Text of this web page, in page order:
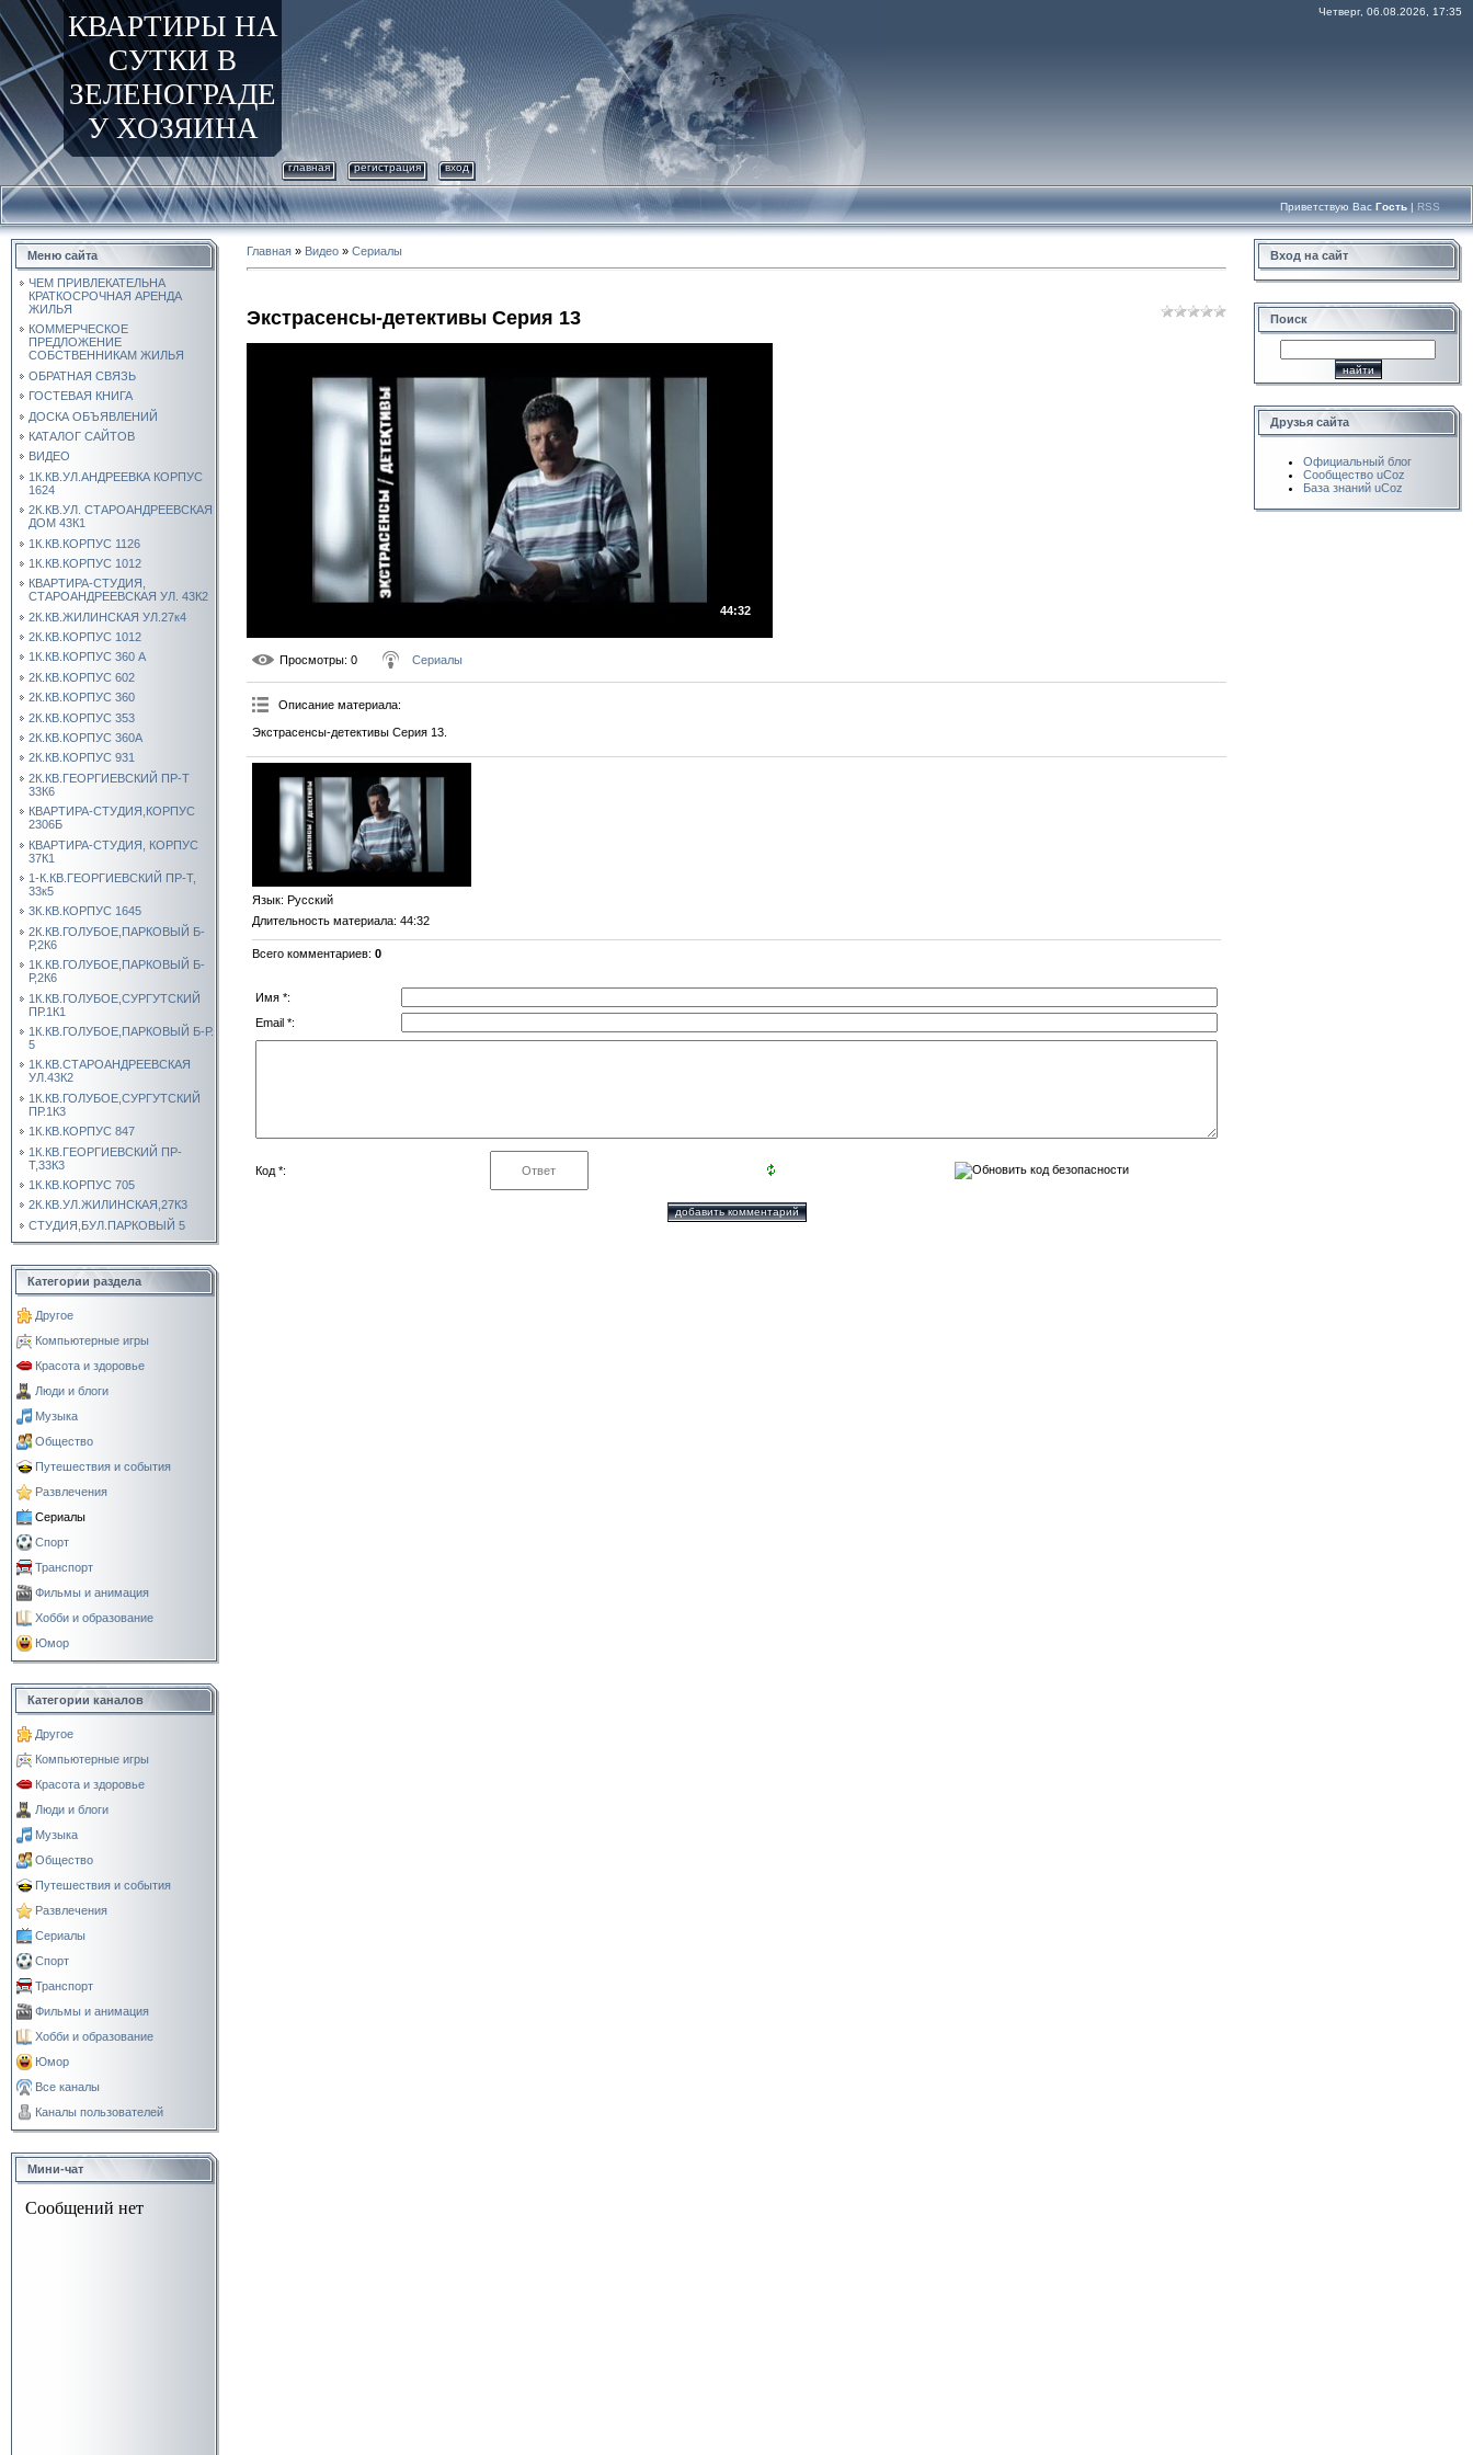
КВАРТИРЫ НА
СУТКИ В
ЗЕЛЕНОГРАДЕ
У ХОЗЯИНА
Четверг, 06.08.2026, 17:35
главная регистрация вход
Приветствую Вас Гость | RSS
Меню сайта
ЧЕМ ПРИВЛЕКАТЕЛЬНА
КРАТКОСРОЧНАЯ АРЕНДА
ЖИЛЬЯ
КОММЕРЧЕСКОЕ
ПРЕДЛОЖЕНИЕ
СОБСТВЕННИКАМ ЖИЛЬЯ
ОБРАТНАЯ СВЯЗЬ
ГОСТЕВАЯ КНИГА
ДОСКА ОБЪЯВЛЕНИЙ
КАТАЛОГ САЙТОВ
ВИДЕО
1К.КВ.УЛ.АНДРЕЕВКА КОРПУС
1624
2К.КВ.УЛ. СТАРОАНДРЕЕВСКАЯ
ДОМ 43К1
1К.КВ.КОРПУС 1126
1К.КВ.КОРПУС 1012
КВАРТИРА-СТУДИЯ,
СТАРОАНДРЕЕВСКАЯ УЛ. 43К2
2К.КВ.ЖИЛИНСКАЯ УЛ.27к4
2К.КВ.КОРПУС 1012
1К.КВ.КОРПУС 360 А
2К.КВ.КОРПУС 602
2К.КВ.КОРПУС 360
2К.КВ.КОРПУС 353
2К.КВ.КОРПУС 360А
2К.КВ.КОРПУС 931
2К.КВ.ГЕОРГИЕВСКИЙ ПР-Т
33К6
КВАРТИРА-СТУДИЯ,КОРПУС
2306Б
КВАРТИРА-СТУДИЯ, КОРПУС
37К1
1-К.КВ.ГЕОРГИЕВСКИЙ ПР-Т,
33к5
3К.КВ.КОРПУС 1645
2К.КВ.ГОЛУБОЕ,ПАРКОВЫЙ Б-
Р,2К6
1К.КВ.ГОЛУБОЕ,ПАРКОВЫЙ Б-
Р,2К6
1К.КВ.ГОЛУБОЕ,СУРГУТСКИЙ
ПР.1К1
1К.КВ.ГОЛУБОЕ,ПАРКОВЫЙ Б-Р.
5
1К.КВ.СТАРОАНДРЕЕВСКАЯ
УЛ.43К2
1К.КВ.ГОЛУБОЕ,СУРГУТСКИЙ
ПР.1К3
1К.КВ.КОРПУС 847
1К.КВ.ГЕОРГИЕВСКИЙ ПР-
Т,33К3
1К.КВ.КОРПУС 705
2К.КВ.УЛ.ЖИЛИНСКАЯ,27К3
СТУДИЯ,БУЛ.ПАРКОВЫЙ 5
Категории раздела
Другое
Компьютерные игры
Красота и здоровье
Люди и блоги
Музыка
Общество
Путешествия и события
Развлечения
Сериалы
Спорт
Транспорт
Фильмы и анимация
Хобби и образование
Юмор
Категории каналов
Другое
Компьютерные игры
Красота и здоровье
Люди и блоги
Музыка
Общество
Путешествия и события
Развлечения
Сериалы
Спорт
Транспорт
Фильмы и анимация
Хобби и образование
Юмор
Все каналы
Каналы пользователей
Мини-чат
Главная » Видео » Сериалы
Экстрасенсы-детективы Серия 13
44:32
Просмотры: 0 Сериалы
Описание материала:
Экстрасенсы-детективы Серия 13.
Язык: Русский
Длительность материала: 44:32
Всего комментариев: 0
Имя *:
Email *:
Код *:
Вход на сайт
Поиск
Друзья сайта
Официальный блог
Сообщество uCoz
База знаний uCoz